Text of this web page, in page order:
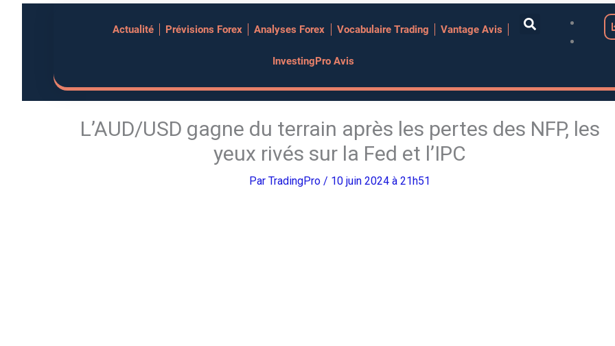
Actualité Prévisions Forex Analyses Forex Vocabulaire Trading Vantage Avis
InvestingPro Avis
L’AUD/USD gagne du terrain après les pertes des NFP, les
yeux rivés sur la Fed et l’IPC
ParTradingPro/ 10 juin 2024 à 21h51